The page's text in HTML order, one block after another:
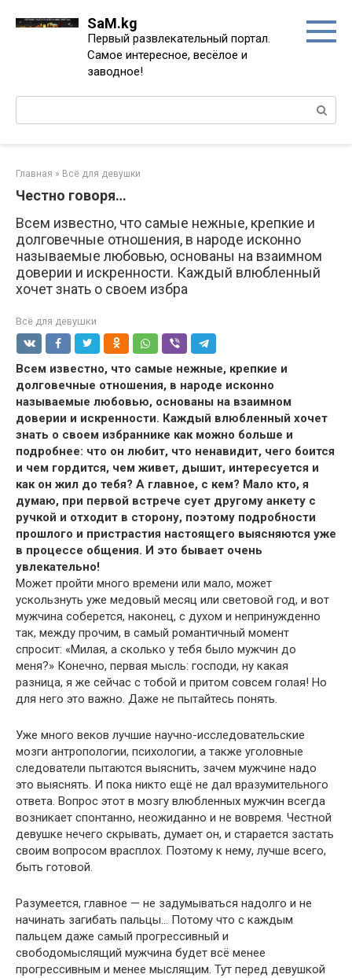
SaM.kg
Первый развлекательный портал.
Самое интересное, весёлое и
заводное!
Поиск:
Главная » Всё для девушки
Честно говоря…
Всем известно, что самые нежные, крепкие и
долговечные отношения, в народе исконно
называемые любовью, основаны на взаимном
доверии и искренности. Каждый влюбленный
хочет знать о своем избра
Всё для девушки
Всем известно, что самые нежные, крепкие и
долговечные отношения, в народе исконно
называемые любовью, основаны на взаимном
доверии и искренности. Каждый влюбленный хочет
знать о своем избраннике как можно больше и
подробнее: что он любит, что ненавидит, чего боится
и чем гордится, чем живет, дышит, интересуется и
как он жил до тебя? А главное, с кем? Мало кто, я
думаю, при первой встрече сует другому анкету с
ручкой и отходит в сторону, поэтому подробности
прошлого и пристрастия настоящего выясняются уже
в процессе общения. И это бывает очень
увлекательно!
Может пройти много времени или мало, может
ускользнуть уже медовый месяц или световой год, и вот
мужчина соберется, наконец, с духом и непринужденно
так, между прочим, в самый романтичный момент
спросит: «Милая, а сколько у тебя было мужчин до
меня?» Конечно, первая мысль: господи, ну какая
разница, я же сейчас с тобой и притом совсем голая! Но
для него это важно. Даже не пытайтесь понять.
Уже много веков лучшие научно-исследовательские
мозги антропологии, психологии, а также уголовные
следователи пытаются выяснить, зачем мужчине надо
это выяснять. И пока никто ещё не дал вразумительного
ответа. Вопрос этот в мозгу влюбленных мужчин всегда
возникает спонтанно, неожиданно и не вовремя. Честной
девушке нечего скрывать, думает он, и старается застать
своим вопросом врасплох. Поэтому к нему, лучше всего,
быть готовой.
Разумеется, главное — не задумываться надолго и не
начинать загибать пальцы… Потому что с каждым
пальцем даже самый прогрессивный и
свободомыслящий мужчина будет всё менее
прогрессивным и менее мыслящим. Тут перед девушкой